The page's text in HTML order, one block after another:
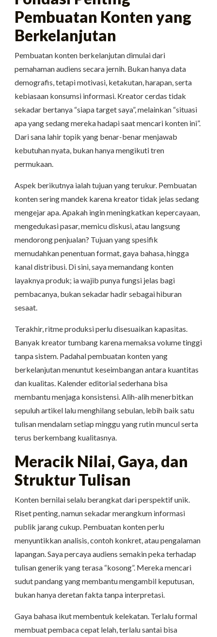
Pembuatan Konten yang
Berkelanjutan
Pembuatan konten berkelanjutan dimulai dari
pemahaman audiens secara jernih. Bukan hanya data
demografis, tetapi motivasi, ketakutan, harapan, serta
kebiasaan konsumsi informasi. Kreator cerdas tidak
sekadar bertanya “siapa target saya”, melainkan “situasi
apa yang sedang mereka hadapi saat mencari konten ini”.
Dari sana lahir topik yang benar-benar menjawab
kebutuhan nyata, bukan hanya mengikuti tren
permukaan.
Aspek berikutnya ialah tujuan yang terukur. Pembuatan
konten sering mandek karena kreator tidak jelas sedang
mengejar apa. Apakah ingin meningkatkan kepercayaan,
mengedukasi pasar, memicu diskusi, atau langsung
mendorong penjualan? Tujuan yang spesifik
memudahkan penentuan format, gaya bahasa, hingga
kanal distribusi. Di sini, saya memandang konten
layaknya produk; ia wajib punya fungsi jelas bagi
pembacanya, bukan sekadar hadir sebagai hiburan
sesaat.
Terakhir, ritme produksi perlu disesuaikan kapasitas.
Banyak kreator tumbang karena memaksa volume tinggi
tanpa sistem. Padahal pembuatan konten yang
berkelanjutan menuntut keseimbangan antara kuantitas
dan kualitas. Kalender editorial sederhana bisa
membantu menjaga konsistensi. Alih-alih menerbitkan
sepuluh artikel lalu menghilang sebulan, lebih baik satu
tulisan mendalam setiap minggu yang rutin muncul serta
terus berkembang kualitasnya.
Meracik Nilai, Gaya, dan
Struktur Tulisan
Konten bernilai selalu berangkat dari perspektif unik.
Riset penting, namun sekadar merangkum informasi
publik jarang cukup. Pembuatan konten perlu
menyuntikkan analisis, contoh konkret, atau pengalaman
lapangan. Saya percaya audiens semakin peka terhadap
tulisan generik yang terasa “kosong”. Mereka mencari
sudut pandang yang membantu mengambil keputusan,
bukan hanya deretan fakta tanpa interpretasi.
Gaya bahasa ikut membentuk kelekatan. Terlalu formal
membuat pembaca cepat lelah, terlalu santai bisa